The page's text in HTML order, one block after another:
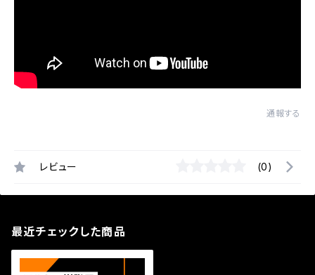
通報する
レビュー (0)
最近チェックした商品